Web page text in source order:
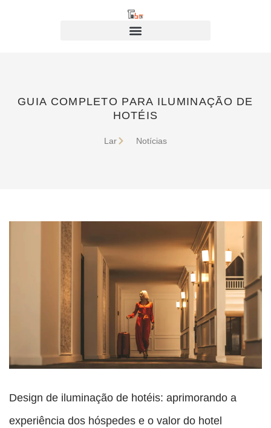
GUIA COMPLETO PARA ILUMINAÇÃO DE
HOTÉIS
Lar Notícias
Design de iluminação de hotéis: aprimorando a
experiência dos hóspedes e o valor do hotel